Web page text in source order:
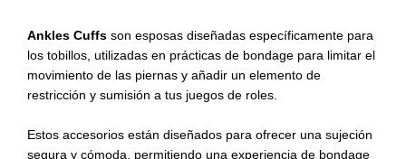
Ankles Cuffs son esposas diseñadas específicamente para
los tobillos, utilizadas en prácticas de bondage para limitar el
movimiento de las piernas y añadir un elemento de
restricción y sumisión a tus juegos de roles.
Estos accesorios están diseñados para ofrecer una sujeción
segura y cómoda, permitiendo una experiencia de bondage